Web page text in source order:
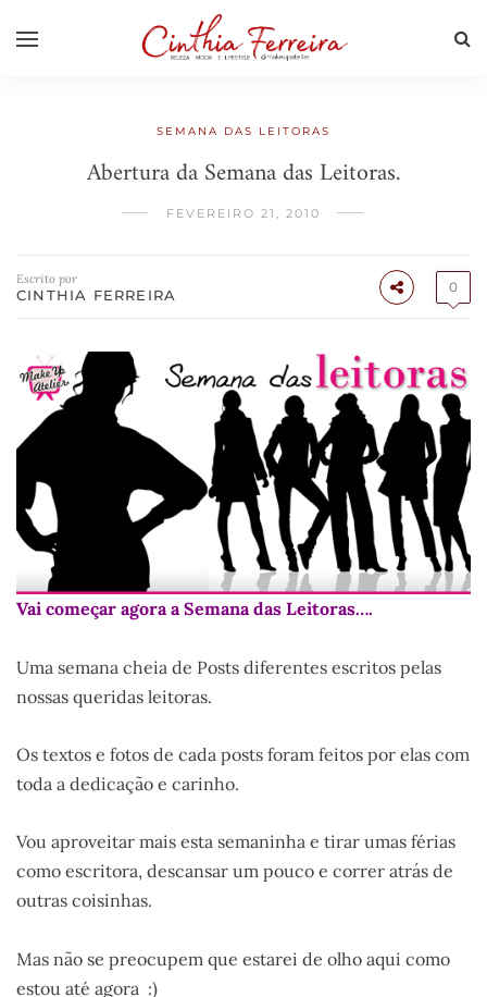
SEMANA DAS LEITORAS
Abertura da Semana das Leitoras.
FEVEREIRO 21, 2010
Escrito por
CINTHIA FERREIRA 0
Vai começar agora a Semana das Leitoras….
Uma semana cheia de Posts diferentes escritos pelas
nossas queridas leitoras.
Os textos e fotos de cada posts foram feitos por elas com
toda a dedicação e carinho.
Vou aproveitar mais esta semaninha e tirar umas férias
como escritora, descansar um pouco e correr atrás de
outras coisinhas.
Mas não se preocupem que estarei de olho aqui como
estou até agora :)